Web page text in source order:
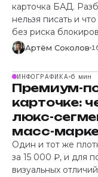
карточка БАД.
нельзя писать и
без риска
Артём Соколов
ИНФОГРАФИКА 6 мин
Премиум-
карточке:
люкс-
масс-
Один и тот же
за 15 000 ₽, и для
визуальных